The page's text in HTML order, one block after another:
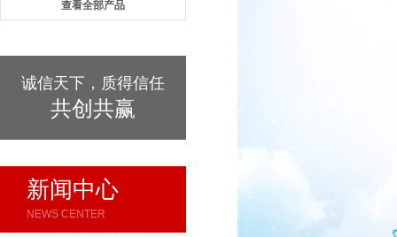
查看全部产品
诚信天下，质得信任
共创共赢
新闻中心
NEWS CENTER